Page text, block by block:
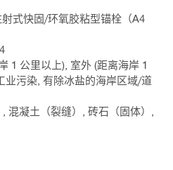
式快固/环氧胶粘型锚栓（A4
1 公里以上), 室外 (距离海岸 1
业污染, 有除冰盐的海岸区域/道
混凝土（裂缝）, 砖石（固体）,